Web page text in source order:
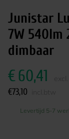
Junistar
7W 540lm
dimbaar
€60,41
€73,10
Levertijd 5-7